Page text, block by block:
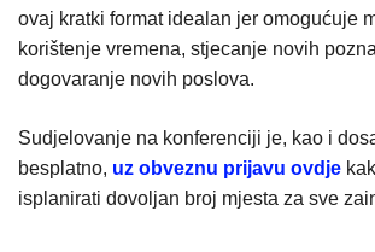
ovaj kratki format idealan jer omogućuje
korištenje vremena, stjecanje novih
dogovaranje novih poslova.
Sudjelovanje na konferenciji je, kao i
besplatno, uz obveznu prijavu ovdje
isplanirati dovoljan broj mjesta za sve